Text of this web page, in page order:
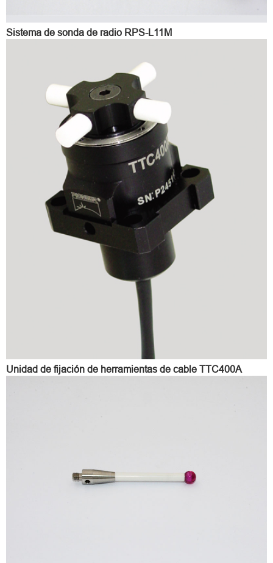
Sistema de sonda de radio RPS-L11M
Unidad de fijación de herramientas de cable TTC400A